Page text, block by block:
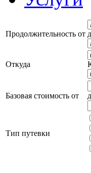
Продолжительность от
Откуда
Базовая стоимость от
Тип путевки